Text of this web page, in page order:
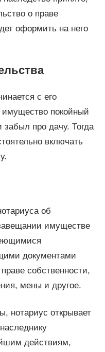
о праве
оформить на него
с его
имущество покойный
про дачу. Тогда
включать
об
имуществе
документами
собственности,
мены и другое.
нотариус открывает
действиям,